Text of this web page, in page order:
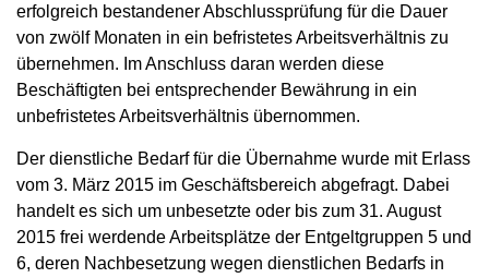
erfolgreich bestandener Abschlussprüfung für die Dauer
von zwölf Monaten in ein befristetes Arbeitsverhältnis zu
übernehmen. Im Anschluss daran werden diese
Beschäftigten bei entsprechender Bewährung in ein
unbefristetes Arbeitsverhältnis übernommen.
Der dienstliche Bedarf für die Übernahme wurde mit Erlass
vom 3. März 2015 im Geschäftsbereich abgefragt. Dabei
handelt es sich um unbesetzte oder bis zum 31. August
2015 frei werdende Arbeitsplätze der Entgeltgruppen 5 und
6, deren Nachbesetzung wegen dienstlichen Bedarfs in